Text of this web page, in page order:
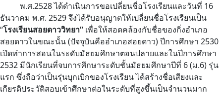
พ.ศ.2528 ได้ดำเนินการขอเปลี่ยนชื่อโรงเรียนและวันที่ 16
ธันวาคม พ.ศ. 2529 จึงได้รับอนุญาตให้เปลี่ยนชื่อโรงเรียนเป็น
“โรงเรียนสอยดาววิทยา” เพื่อให้สอดคล้องกับชื่อของกิ่งอำเภอ
สอยดาวในขณะนั้น (ปัจจุบันคืออำเภอสอยดาว) ปีการศึกษา 2530
เปิดทำการสอนในระดับมัธยมศึกษาตอนปลายและในปีการศึกษา
2532 มีนักเรียนที่จบการศึกษาระดับชั้นมัธยมศึกษาปีที่ 6 (ม.6) รุ่น
แรก ซึ่งถือว่าเป็นรุ่นบุกเบิกของโรงเรียน ได้สร้างชื่อเสียงและ
เกียรติประวัติสอบเข้าศึกษาต่อในระดับที่สูงขึ้นเป็นจำนวนมาก